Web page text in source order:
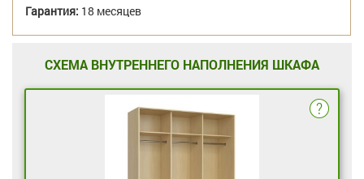
Гарантия: 18 месяцев
СХЕМА ВНУТРЕННЕГО НАПОЛНЕНИЯ ШКАФА